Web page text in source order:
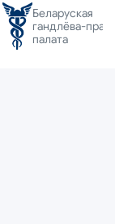
Беларуская
гандлёва-
палата